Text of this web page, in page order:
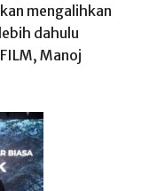
mengalihkan
dahulu
Manoj